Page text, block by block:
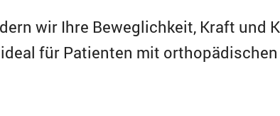
wir Ihre Beweglichkeit, Kraft und
für Patienten mit